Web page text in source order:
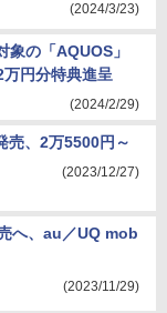
(2024/3/23)
象の「AQUOS」
円分特典進呈
(2024/2/29)
、2万5500円～
(2023/12/27)
へ、au／UQ mob
(2023/11/29)